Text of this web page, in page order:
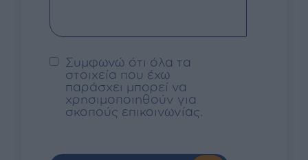
Συμφωνώ ότι όλα τα
στοιχεία που έχω
παράσχει μπορεί να
χρησιμοποιηθούν για
σκοπούς επικοινωνίας.